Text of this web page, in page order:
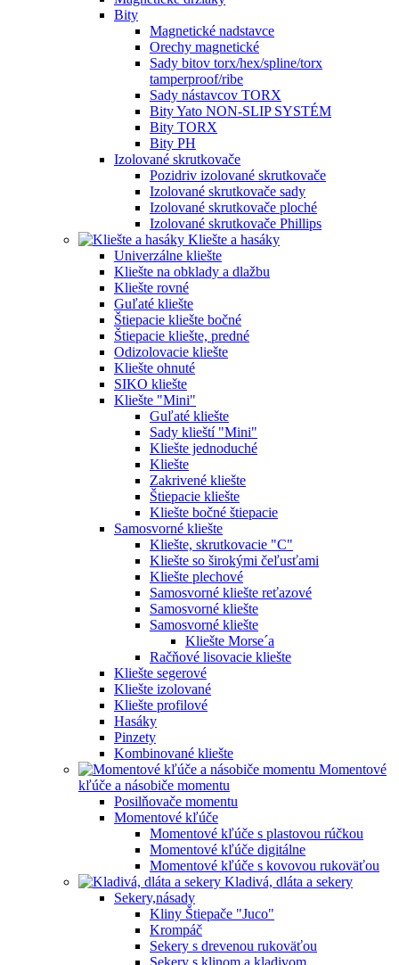
Bity
Magnetické nadstavce
Orechy magnetické
Sady bitov torx/hex/spline/torx
tamperproof/ribe
Sady nástavcov TORX
Bity Yato NON-SLIP SYSTÉM
Bity TORX
Bity PH
Izolované skrutkovače
Pozidriv izolované skrutkovače
Izolované skrutkovače sady
Izolované skrutkovače ploché
Izolované skrutkovače Phillips
Kliešte a hasáky
Univerzálne kliešte
Kliešte na obklady a dlažbu
Kliešte rovné
Guľaté kliešte
Štiepacie kliešte bočné
Štiepacie kliešte, predné
Odizolovacie kliešte
Kliešte ohnuté
SIKO kliešte
Kliešte "Mini"
Guľaté kliešte
Sady klieští "Mini"
Kliešte jednoduché
Kliešte
Zakrivené kliešte
Štiepacie kliešte
Kliešte bočné štiepacie
Samosvorné kliešte
Kliešte, skrutkovacie "C"
Kliešte so širokými čeľusťami
Kliešte plechové
Samosvorné kliešte reťazové
Samosvorné kliešte
Samosvorné kliešte
Kliešte Morse´a
Račňové lisovacie kliešte
Kliešte segerové
Kliešte izolované
Kliešte profilové
Hasáky
Pinzety
Kombinované kliešte
Momentové
kľúče a násobiče momentu
Posilňovače momentu
Momentové kľúče
Momentové kľúče s plastovou rúčkou
Momentové kľúče digitálne
Momentové kľúče s kovovou rukoväťou
Kladivá, dláta a sekery
Sekery,násady
Kliny Štiepače "Juco"
Krompáč
Sekery s drevenou rukoväťou
Sekery s klinom a kladivom